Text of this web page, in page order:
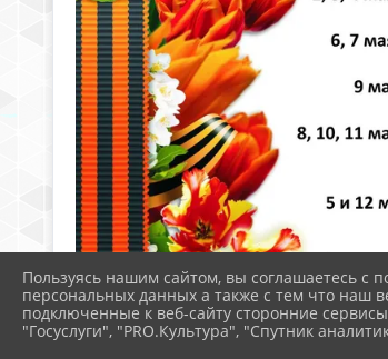
Пользуясь нашим сайтом, вы соглашаетесь с
персональных данных а также с тем что наш
подключенные к веб-сайту сторонние
"Госуслуги", "PRO.Культура", "Спутник